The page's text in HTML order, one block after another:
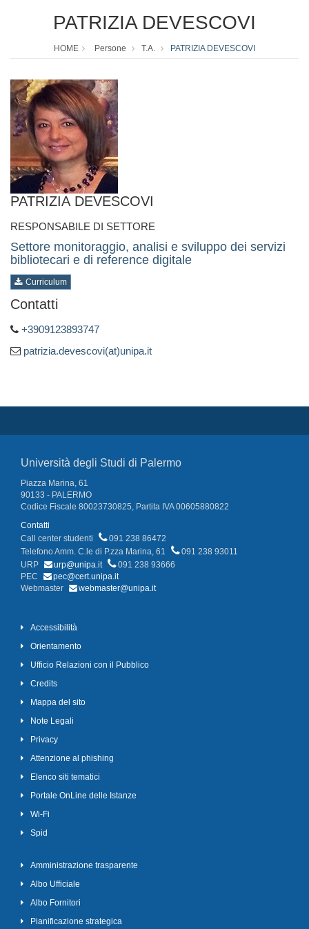
PATRIZIA DEVESCOVI
HOME Persone T.A. PATRIZIA DEVESCOVI
PATRIZIA DEVESCOVI
RESPONSABILE DI SETTORE
Settore monitoraggio, analisi e sviluppo dei servizi
bibliotecari e di reference digitale
Curriculum
Contatti
+3909123893747
patrizia.devescovi(at)unipa.it
Università degli Studi di Palermo
Piazza Marina, 61
90133 - PALERMO
Codice Fiscale 80023730825, Partita IVA 00605880822
Contatti
Call center studenti
091 238 86472
Telefono Amm. C.le di P.zza Marina, 61
091 238 93011
URP
urp@unipa.it
091 238 93666
PEC
pec@cert.unipa.it
Webmaster
webmaster@unipa.it
Accessibilità
Orientamento
Ufficio Relazioni con il Pubblico
Credits
Mappa del sito
Note Legali
Privacy
Attenzione al phishing
Elenco siti tematici
Portale OnLine delle Istanze
Wi-Fi
Spid
Amministrazione trasparente
Albo Ufficiale
Albo Fornitori
Pianificazione strategica